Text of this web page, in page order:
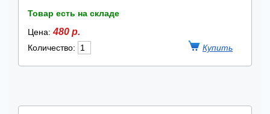
Товар есть на складе
Цена:480 р.
Количество: